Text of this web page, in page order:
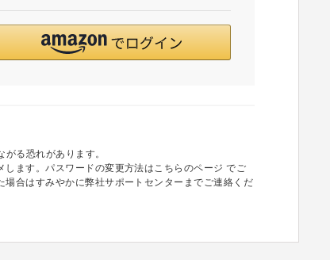
る恐れがあります。
ます。パスワードの変更方法はこちらのページ でご
合はすみやかに弊社サポートセンターまでご連絡くだ